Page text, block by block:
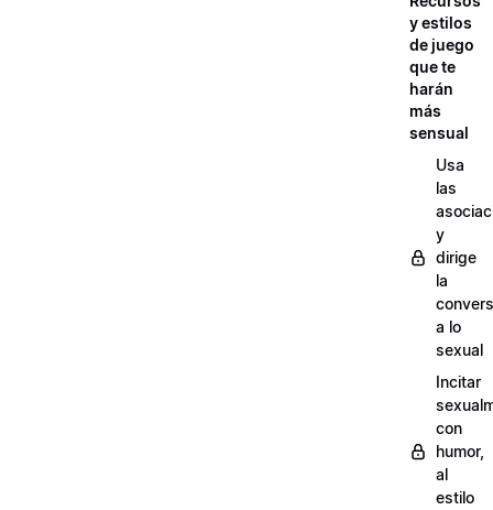
y estilos
de juego
que te
harán
más
sensual
Usa
las
y
dirige
la
a lo
sexual
Incitar
con
humor,
al
estilo